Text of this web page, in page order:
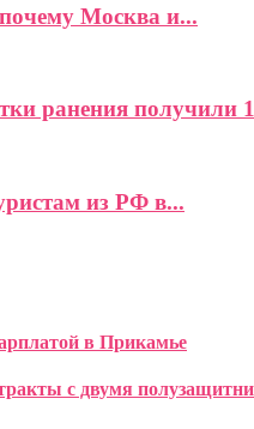
Москва и...
ранения получили
из РФ в...
в Прикамье
с двумя